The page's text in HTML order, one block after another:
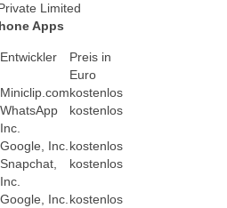
Limited
Apps
Entwickler
Preis in
Euro
Miniclip.comkostenlos
WhatsApp
Inc.
kostenlos
Google, Inc.kostenlos
Snapchat,
Inc.
kostenlos
Google, Inc.kostenlos